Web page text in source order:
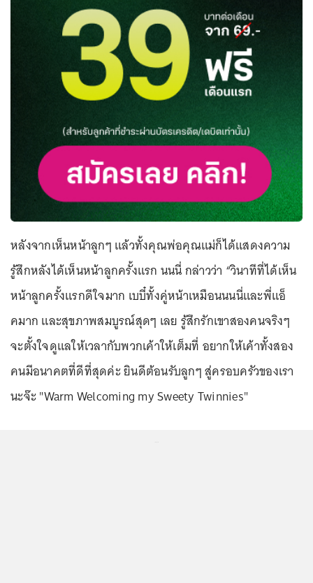
หลังจากเห็นหน้าลูกๆ แล้วทั้งคุณพ่อคุณแม่ก็ได้แสดงความ
รู้สึกหลังได้เห็นหน้าลูกครั้งแรก นนนี่ กล่าวว่า “วินาทีที่ได้เห็น
หน้าลูกครั้งแรกดีใจมาก เบบี๋ทั้งคู่หน้าเหมือนนนนี่และพี่แอ็
คมาก และสุขภาพสมบูรณ์สุดๆ เลย รู้สึกรักเขาสองคนจริงๆ
จะตั้งใจดูแลให้เวลากับพวกเค้าให้เต็มที่ อยากให้เค้าทั้งสอง
คนมีอนาคตที่ดีที่สุดค่ะ ยินดีต้อนรับลูกๆ สู่ครอบครัวของเรา
นะจ๊ะ "Warm Welcoming my Sweety Twinnies"